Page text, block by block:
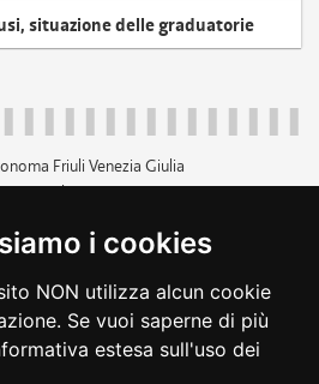
i cookies
NON utilizza alcun cookie
Se vuoi saperne di più
estesa sull'uso dei
situazione delle graduatorie
Friuli Venezia Giulia
p.iva 00526040324
040 3771111
trasparente
accessibilità
dichiarazione di
cambio preferenze cookie